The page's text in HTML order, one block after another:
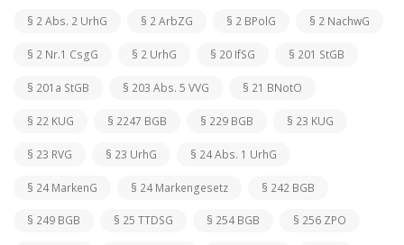
§ 2 Abs. 2 UrhG § 2 ArbZG § 2 BPolG § 2 NachwG
§ 2 Nr.1 CsgG § 2 UrhG § 20 IfSG § 201 StGB
§ 201a StGB § 203 Abs. 5 VVG § 21 BNotO
§ 22 KUG § 2247 BGB § 229 BGB § 23 KUG
§ 23 RVG § 23 UrhG § 24 Abs. 1 UrhG
§ 24 MarkenG § 24 Markengesetz § 242 BGB
§ 249 BGB § 25 TTDSG § 254 BGB § 256 ZPO